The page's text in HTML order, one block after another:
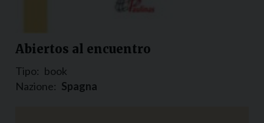
Abiertos al encuentro
Tipo: book
Nazione: Spagna